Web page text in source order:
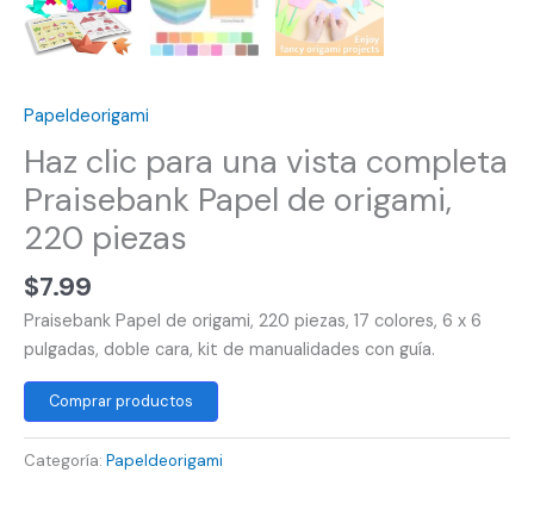
Papeldeorigami
Haz clic para una vista completa
Praisebank Papel de origami,
220 piezas
$7.99
Praisebank Papel de origami, 220 piezas, 17 colores, 6 x 6
pulgadas, doble cara, kit de manualidades con guía.
Comprar productos
Categoría: Papeldeorigami